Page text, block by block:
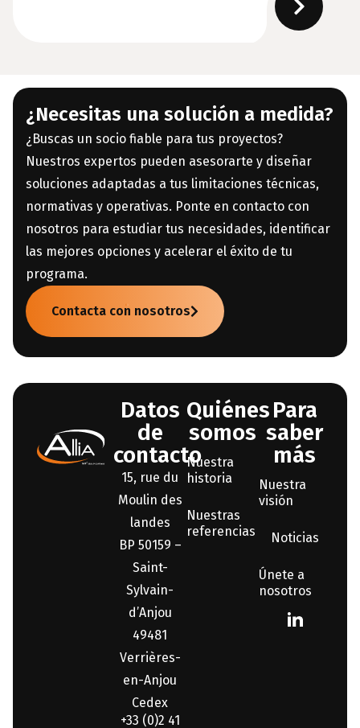
¿Necesitas una solución a medida?
¿Buscas un socio fiable para tus proyectos?
Nuestros expertos pueden asesorarte y diseñar
soluciones adaptadas a tus limitaciones técnicas,
normativas y operativas. Ponte en contacto con
nosotros para estudiar tus necesidades, identificar
las mejores opciones y acelerar el éxito de tu
programa.
Contacta con nosotros
Datos
de
contacto
15, rue du
Moulin des
landes
BP 50159 –
Saint-
Sylvain-
d’Anjou
49481
Verrières-
en-Anjou
Cedex
+33 (0)2 41
Quiénes
somos
Nuestra
historia
Nuestras
referencias
Para
saber
más
Nuestra
visión
Noticias
Únete a
nosotros